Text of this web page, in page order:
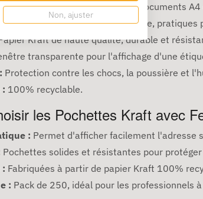
:229 x 324 mm, idéal pour les documents A4
de 250 pochettes avec fenêtre, pratiques
Kraft de haute qualité, durable et
transparente pour l'affichage d'une
Protection contre les chocs, la poussière et
: 100% recyclable.
les Pochettes Kraft avec
: Permet d'afficher facilement l'adresse
Pochettes solides et résistantes pour protéger
: Fabriquées à partir de papier Kraft 100%
: Pack de 250, idéal pour les professionnels
Non, ajuster